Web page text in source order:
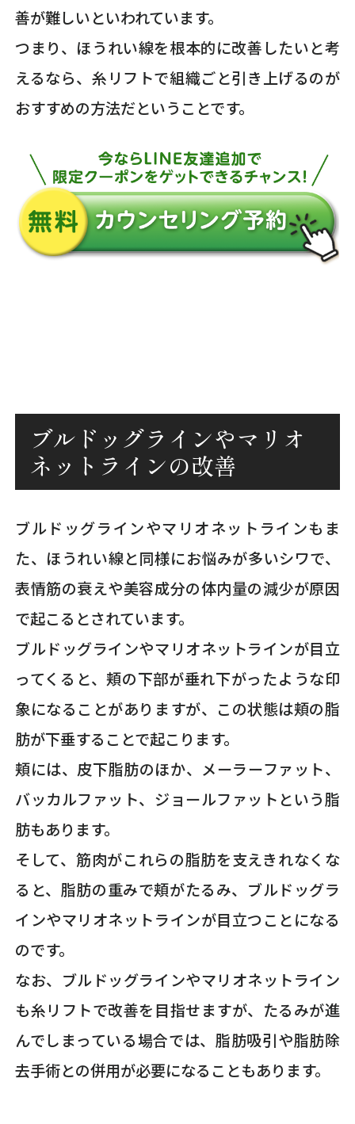
善が難しいといわれています。
つまり、ほうれい線を根本的に改善したいと考
えるなら、糸リフトで組織ごと引き上げるのが
おすすめの方法だということです。
ブルドッグラインやマリオ
ネットラインの改善
ブルドッグラインやマリオネットラインもま
た、ほうれい線と同様にお悩みが多いシワで、
表情筋の衰えや美容成分の体内量の減少が原因
で起こるとされています。
ブルドッグラインやマリオネットラインが目立
ってくると、頬の下部が垂れ下がったような印
象になることがありますが、この状態は頬の脂
肪が下垂することで起こります。
頬には、皮下脂肪のほか、メーラーファット、
バッカルファット、ジョールファットという脂
肪もあります。
そして、筋肉がこれらの脂肪を支えきれなくな
ると、脂肪の重みで頬がたるみ、ブルドッグラ
インやマリオネットラインが目立つことになる
のです。
なお、ブルドッグラインやマリオネットライン
も糸リフトで改善を目指せますが、たるみが進
んでしまっている場合では、脂肪吸引や脂肪除
去手術との併用が必要になることもあります。